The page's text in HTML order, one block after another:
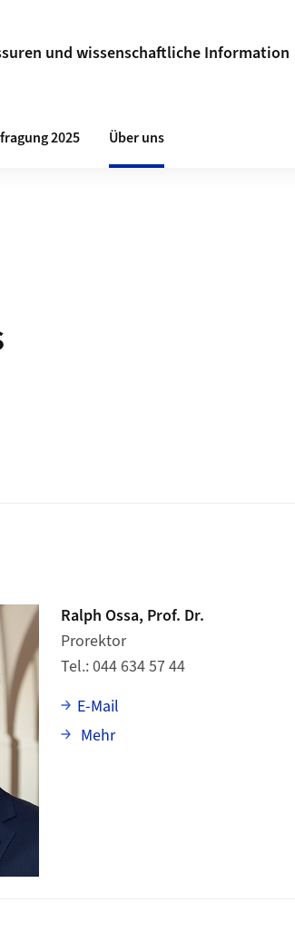
und wissenschaftliche Information
2025 Über uns
Ralph Ossa, Prof. Dr.
Prorektor
Tel. 044 634 57 44
E-Mail
Mehrüber Ralph Ossa